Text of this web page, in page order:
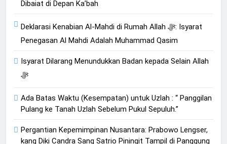
Dibaiat di Depan Ka’bah
Deklarasi Kenabian Al-Mahdi di Rumah Allah ﷻ: Isyarat
Penegasan Al Mahdi Adalah Muhammad Qasim
Isyarat Dilarang Menundukkan Badan kepada Selain Allah
ﷻ
Ada Batas Waktu (Kesempatan) untuk Uzlah : “ Panggilan
Pulang ke Tanah Uzlah Sebelum Pukul Sepuluh.”
Pergantian Kepemimpinan Nusantara: Prabowo Lengser,
kang Diki Candra Sang Satrio Piningit Tampil di Panggung